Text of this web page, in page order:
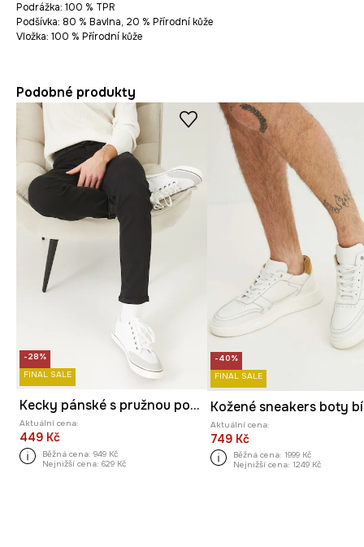
Podrážka: 100 % TPR
Podšívka: 80 % Bavlna, 20 % Přírodní kůže
Vložka: 100 % Přírodní kůže
Podobné produkty
-28%
FINAL SALE
Kecky pánské s pružnou podrážkou bílá barva
Aktuální cena:
449 Kč
Běžná cena: 949 Kč
Nejnižší cena: 629 Kč
-40%
FINAL SALE
Aktuální cena:
749 Kč
Běžná cena: 1999 Kč
Nejnižší cena: 1249 Kč